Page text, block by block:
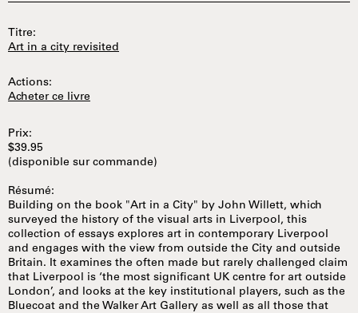
Titre:
Art in a city revisited
Actions:
Acheter ce livre
Prix:
$39.95
(disponible sur commande)
Résumé:
Building on the book "Art in a City" by John Willett, which
surveyed the history of the visual arts in Liverpool, this
collection of essays explores art in contemporary Liverpool
and engages with the view from outside the City and outside
Britain. It examines the often made but rarely challenged claim
that Liverpool is ‘the most significant UK centre for art outside
London’, and looks at the key institutional players, such as the
Bluecoat and the Walker Art Gallery as well as all those that